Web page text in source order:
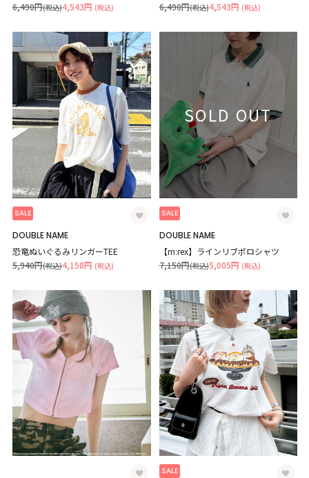
4,543円 (税込)
6,490円(税込)
4,543円 (税込)
6,490円(税込)
SALE
DOUBLE NAME
恐竜ぬいぐるみリンガーTEE
4,158円 (税込)
5,940円(税込)
SOLD OUT
SALE
DOUBLE NAME
【m:rex】ラインリブポロシャツ
5,005円 (税込)
7,150円(税込)
SALE